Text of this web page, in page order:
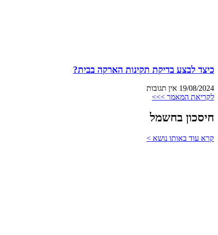
כיצד לבצע בדיקת תקינות הארקה בבית?
19/08/2024 אין תגובות
לקריאת המאמר >>>
חיסכון בחשמל
קרא עוד באותו נושא >